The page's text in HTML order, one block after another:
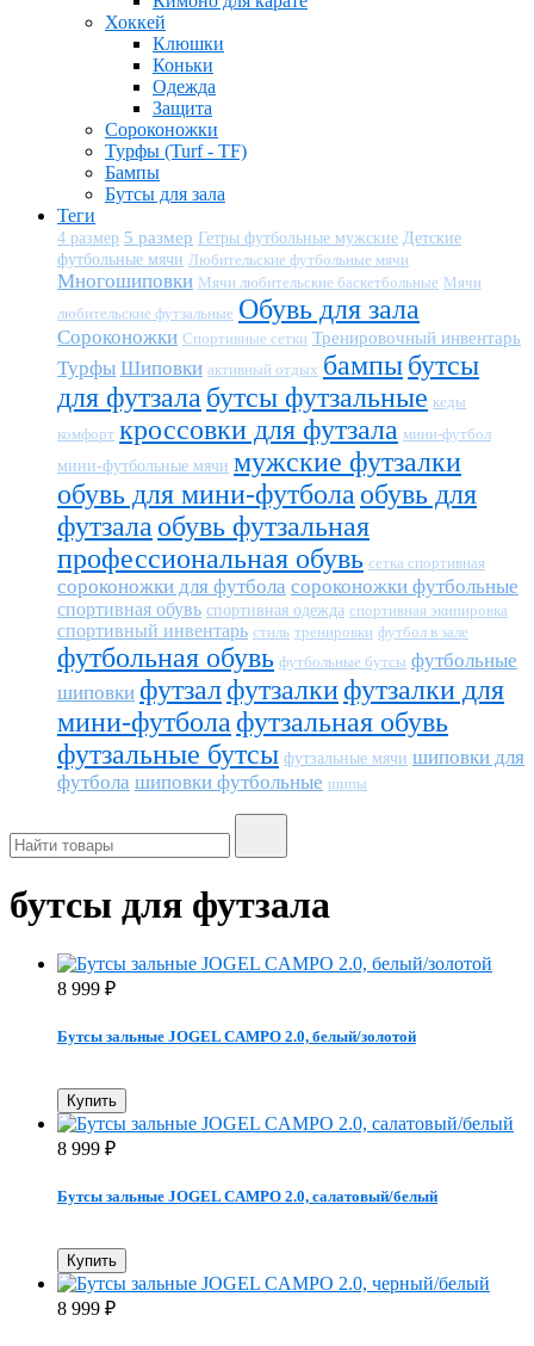
Хоккей
Клюшки
Коньки
Одежда
Защита
Сороконожки
Турфы (Turf - TF)
Бампы
Бутсы для зала
Теги
4 размер 5 размер Гетры футбольные мужские Детские
футбольные мячи Любительские футбольные мячи
Многошиповки Мячи любительские баскетбольные Мячи
любительские футзальные Обувь для зала
Сороконожки Спортивные сетки Тренировочный инвентарь
Турфы Шиповки активный отдых бампыбутсы
для футзала бутсы футзальные кеды
комфорт кроссовки для футзала мини-футбол
мини-футбольные мячи мужские футзалки
обувь для мини-футбола обувь для
футзала обувь футзальная
профессиональная обувь сетка спортивная
сороконожки для футбола сороконожки футбольные
спортивная обувь спортивная одежда спортивная экипировка
спортивный инвентарь стиль тренировки футбол в зале
футбольная обувь футбольные бутсы футбольные
шиповки футзалфутзалкифутзалки для
мини-футбола футзальная обувь
футзальные бутсы футзальные мячи шиповки для
футбола шиповки футбольные шипы
бутсы для футзала
8 999 ₽
Бутсы зальные JOGEL CAMPO 2.0, белый/золотой
Купить
8 999 ₽
Бутсы зальные JOGEL CAMPO 2.0, салатовый/белый
Купить
8 999 ₽